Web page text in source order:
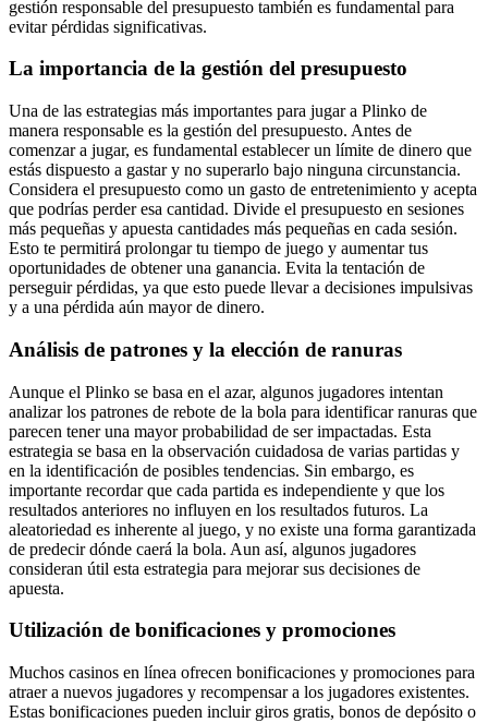
gestión responsable del presupuesto también es fundamental para
evitar pérdidas significativas.
La importancia de la gestión del presupuesto
Una de las estrategias más importantes para jugar a Plinko de
manera responsable es la gestión del presupuesto. Antes de
comenzar a jugar, es fundamental establecer un límite de dinero que
estás dispuesto a gastar y no superarlo bajo ninguna circunstancia.
Considera el presupuesto como un gasto de entretenimiento y acepta
que podrías perder esa cantidad. Divide el presupuesto en sesiones
más pequeñas y apuesta cantidades más pequeñas en cada sesión.
Esto te permitirá prolongar tu tiempo de juego y aumentar tus
oportunidades de obtener una ganancia. Evita la tentación de
perseguir pérdidas, ya que esto puede llevar a decisiones impulsivas
y a una pérdida aún mayor de dinero.
Análisis de patrones y la elección de ranuras
Aunque el Plinko se basa en el azar, algunos jugadores intentan
analizar los patrones de rebote de la bola para identificar ranuras que
parecen tener una mayor probabilidad de ser impactadas. Esta
estrategia se basa en la observación cuidadosa de varias partidas y
en la identificación de posibles tendencias. Sin embargo, es
importante recordar que cada partida es independiente y que los
resultados anteriores no influyen en los resultados futuros. La
aleatoriedad es inherente al juego, y no existe una forma garantizada
de predecir dónde caerá la bola. Aun así, algunos jugadores
consideran útil esta estrategia para mejorar sus decisiones de
apuesta.
Utilización de bonificaciones y promociones
Muchos casinos en línea ofrecen bonificaciones y promociones para
atraer a nuevos jugadores y recompensar a los jugadores existentes.
Estas bonificaciones pueden incluir giros gratis, bonos de depósito o